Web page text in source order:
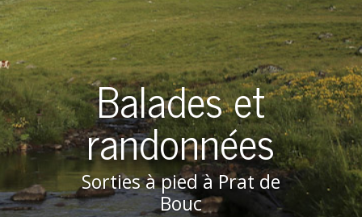
Balades et
randonnées
Sorties à pied à Prat de
Bouc